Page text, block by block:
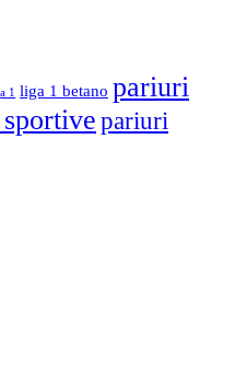
1 liga 1 betano pariuri
pariuri